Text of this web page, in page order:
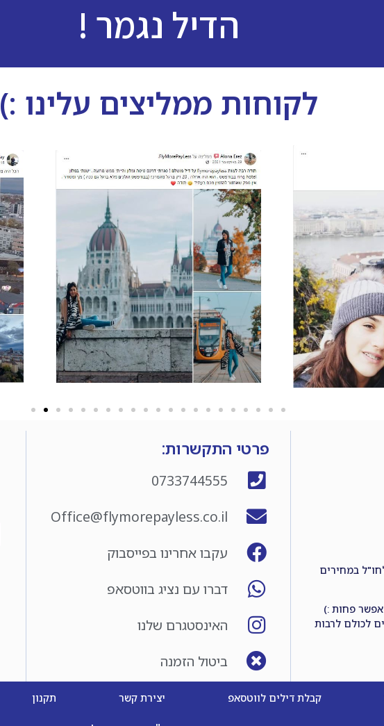
הדיל נגמר !
לקוחות ממליצים עלינו :)
במחירים
פחות :)
לכולם לרבות
פרטי התקשרות:
0733744555
Office@flymorepayless.co.il
עקבו אחרינו בפייסבוק
דברו עם נציג בווטסאפ
האינסטגרם שלנו
ביטול הזמנה
קבלת דילים לווטסאפ יצירת קשר תקנון